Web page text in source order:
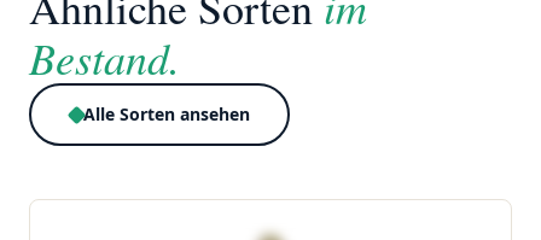
Bestand.
Alle Sorten ansehen